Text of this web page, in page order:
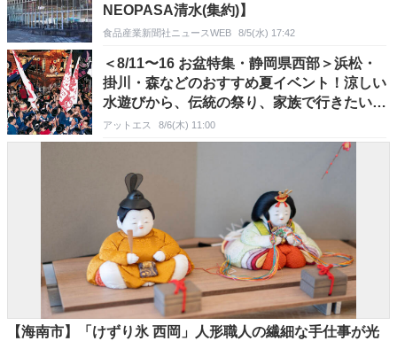
NEOPASA清水(集約)】
食品産業新聞社ニュースWEB 8/5(水) 17:42
＜8/11〜16 お盆特集・静岡県西部＞浜松・
掛川・森などのおすすめ夏イベント！涼しい
水遊びから、伝統の祭り、家族で行きたいぶ
どう狩りまで
アットエス 8/6(木) 11:00
【海南市】「けずり氷 西岡」人形職人の繊細な手仕事が光